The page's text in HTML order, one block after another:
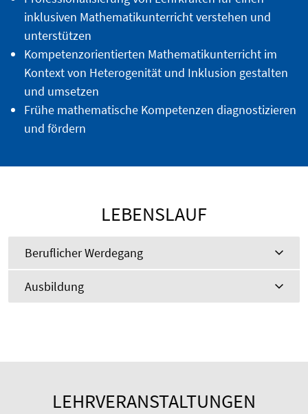
inklusiven Mathematikunterricht verstehen und
unterstützen
Kompetenzorientierten Mathematikunterricht im
Kontext von Heterogenität und Inklusion gestalten
und umsetzen
Frühe mathematische Kompetenzen diagnostizieren
und fördern
LEBENSLAUF
Beruflicher Werdegang
Ausbildung
LEHRVERANSTALTUNGEN